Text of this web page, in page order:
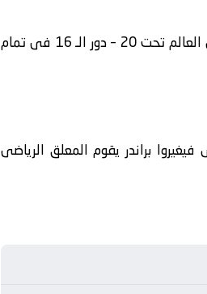
يلتقى اليوم 2025-10-07 كلا من نادى أوكرانيا تحت 20 و نادي إسبانيا تحت 20 فى بطولة دولي, كأس العالم تحت 20 – دور الـ 16 فى تمام
براندر يقوم المعلق الرياضى